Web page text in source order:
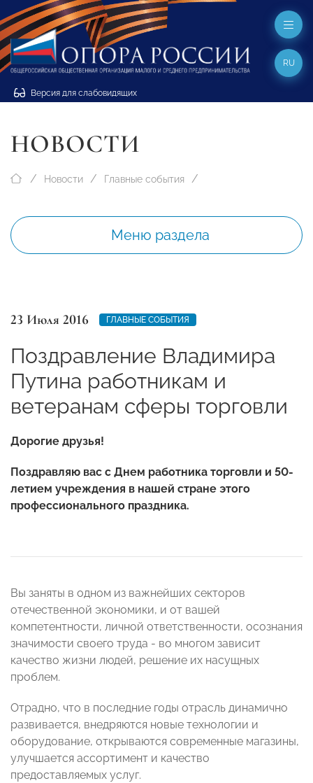
Версия для слабовидящих
RU
НОВОСТИ
Новости Главные события
Меню раздела
23 Июля 2016 ГЛАВНЫЕ СОБЫТИЯ
Поздравление Владимира
Путина работникам и
ветеранам сферы торговли
Дорогие друзья!
Поздравляю вас с Днем работника торговли и 50-
летием учреждения в нашей стране этого
профессионального праздника.
Вы заняты в одном из важнейших секторов
отечественной экономики, и от вашей
компетентности, личной ответственности, осознания
значимости своего труда - во многом зависит
качество жизни людей, решение их насущных
проблем.
Отрадно, что в последние годы отрасль динамично
развивается, внедряются новые технологии и
оборудование, открываются современные магазины,
улучшается ассортимент и качество
предоставляемых услуг.